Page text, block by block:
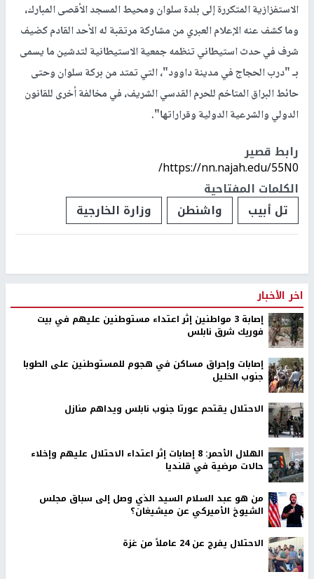
الاستفزازية المتكررة إلى بلدة ​سلوان​ ومحيط ​المسجد الأقصى​ المبارك،
وما كشف عنه الإعلام العبري من مشاركة مرتقبة له الأحد القادم كضيف
شرف في حدث استيطاني تنظمه جمعية الاستيطانية لتدشين ما يسمى
بـ "درب الحجاج في مدينة داوود"، التي تمتد من بركة سلوان وحتى
حائط البراق المتاخم للحرم القدسي الشريف، في مخالفة أخرى للقانون
الدولي والشرعية الدولية وقراراتها".
رابط قصير
https://nn.najah.edu/55N0/
الكلمات المفتاحية
تل أبيب
واشنطن وزارة ​الخارجية
اخر الأخبار
إصابة 3 مواطنين إثر اعتداء مستوطنين عليهم في بيت
فوريك شرق نابلس
إصابات وإحراق مساكن في هجوم للمستوطنين على الطوبا
جنوب الخليل
الاحتلال يقتحم عورتا جنوب نابلس ويداهم منازل
الهلال الأحمر: 8 إصابات إثر اعتداء الاحتلال عليهم وإخلاء
حالات مرضية في قلنديا
من هو عبد السلام السيد الذي وصل إلى سباق مجلس
الشيوخ الأميركي عن ميشيغان؟
الاحتلال يفرج عن 24 عاملاً من غزة